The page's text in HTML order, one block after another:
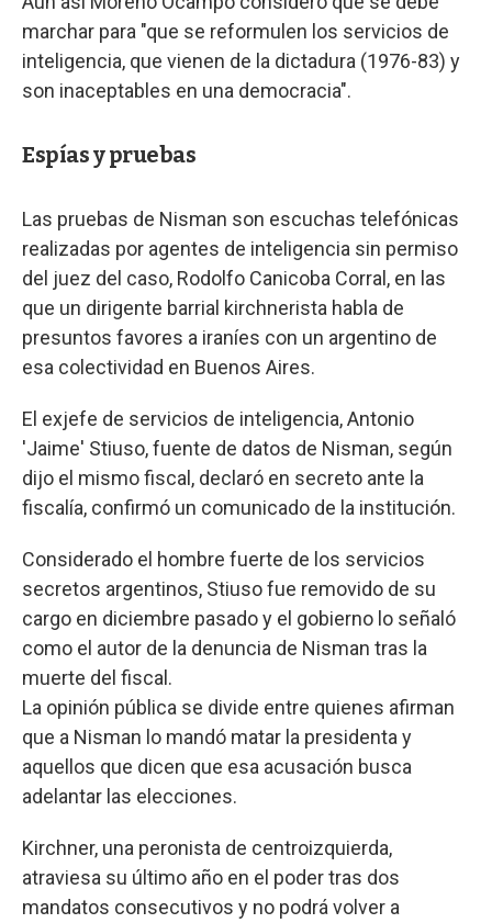
marchar para "que se reformulen los servicios de
inteligencia, que vienen de la dictadura (1976-83) y
son inaceptables en una democracia".
Espías y pruebas
Las pruebas de Nisman son escuchas telefónicas
realizadas por agentes de inteligencia sin permiso
del juez del caso, Rodolfo Canicoba Corral, en las
que un dirigente barrial kirchnerista habla de
presuntos favores a iraníes con un argentino de
esa colectividad en Buenos Aires.
El exjefe de servicios de inteligencia, Antonio
'Jaime' Stiuso, fuente de datos de Nisman, según
dijo el mismo fiscal, declaró en secreto ante la
fiscalía, confirmó un comunicado de la institución.
Considerado el hombre fuerte de los servicios
secretos argentinos, Stiuso fue removido de su
cargo en diciembre pasado y el gobierno lo señaló
como el autor de la denuncia de Nisman tras la
muerte del fiscal.
La opinión pública se divide entre quienes afirman
que a Nisman lo mandó matar la presidenta y
aquellos que dicen que esa acusación busca
adelantar las elecciones.
Kirchner, una peronista de centroizquierda,
atraviesa su último año en el poder tras dos
mandatos consecutivos y no podrá volver a